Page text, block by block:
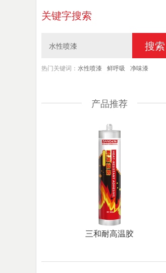
关键字搜索
搜索
热门关键词： 水性喷漆 鲜呼吸 净味漆
产品推荐
三和耐高温胶